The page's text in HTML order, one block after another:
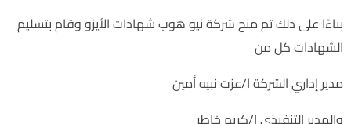
بناءًا على ذلك تم منح شركة نيو هوب شهادات الأيزو وقام بتسليم
الشهادات كل من
مدير إداري الشركة ا/عزت نبيه أمين
والمدير التنفيذي ا/كريم خاطر